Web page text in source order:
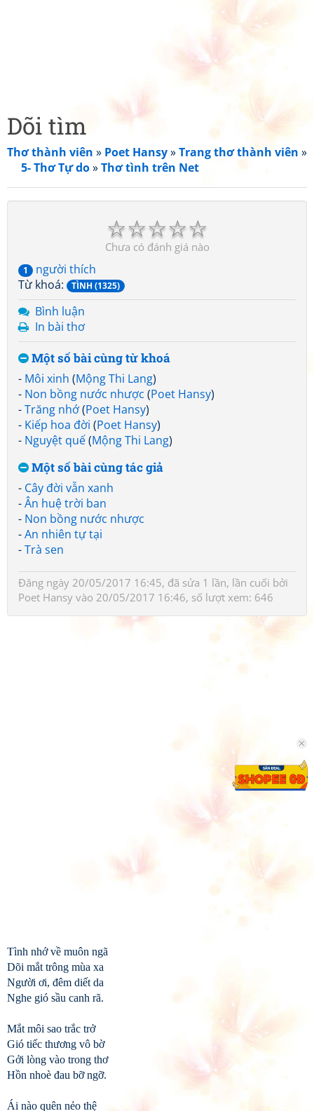
Dõi tìm
Thơ thành viên » Poet Hansy»Trang thơ thành viên »
5- Thơ Tự do»Thơ tình trên Net
☆
☆
☆
☆
☆
Chưa có đánh giá nào
1
người thích
Từ khoá:
TÌNH (1325)
Bình luận
In bài thơ
Một số bài cùng từ khoá
- Môi xinh (Mộng Thi Lang)
- Non bồng nước nhược (Poet Hansy)
-Trăng nhớ(Poet Hansy)
- Kiếp hoa đời (Poet Hansy)
- Nguyệt quế(Mộng Thi Lang)
Một số bài cùng tác giả
- Cây đời vẫn xanh
-Ân huệ trời ban
- Non bồng nước nhược
-An nhiên tự tại
-Trà sen
Đăng ngày 20/05/2017 16:45, đã sửa 1 lần, lần cuối bởi
Poet Hansy vào 20/05/2017 16:46, số lượt xem: 646
Tình nhớ về muôn ngã
Dõi mắt trông mùa xa
Người ơi, đêm diết da
Nghe gió sầu canh rã.
Mắt môi sao trắc trở
Gió tiếc thương vô bờ
Gởi lòng vào trong thơ
Hồn nhoè đau bỡ ngỡ.
Ái nào quên nẻo thệ